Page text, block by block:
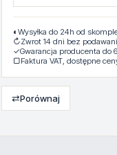
◐ Wysyłka do 24h od
↻Zwrot 14 dni bez
✓Gwarancja producenta do
▢Faktura VAT, dostępne
⇄Porównaj